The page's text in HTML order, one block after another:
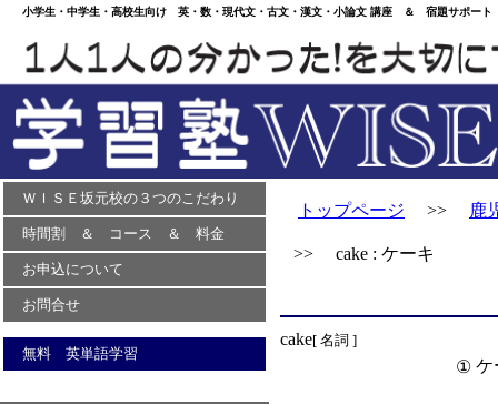
小学生・中学生・高校生向け 英・数・現代文・古文・漢文・小論文 講座 ＆ 宿題サポー
ＷＩＳＥ坂元校の３つのこだわり
時間割 ＆ コース ＆ 料金
お申込について
お問合せ
無料 英単語学習
トップページ >> 鹿
>> cake : ケーキ
cake[ 名詞 ]
① ケ